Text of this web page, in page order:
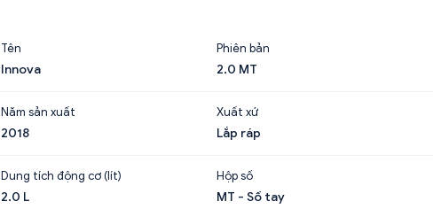
Tên
Innova
Phiên bản
2.0 MT
Năm sản xuất
2018
Xuất xứ
Lắp ráp
Dung tích động cơ (lít)
2.0 L
Hộp số
MT - Số tay